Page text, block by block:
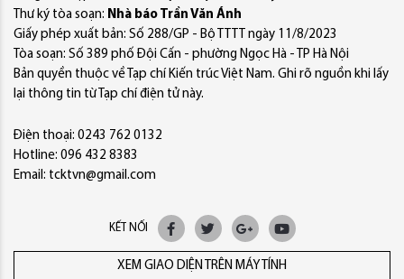
Thư ký tòa soạn: Nhà báo Trần Văn Ánh
Giấy phép xuất bản: Số 288/GP - Bộ TTTT ngày 11/8/2023
Tòa soạn: Số 389 phố Đội Cấn - phường Ngọc Hà - TP Hà Nội
Bản quyền thuộc về Tạp chí Kiến trúc Việt Nam. Ghi rõ nguồn khi lấy
lại thông tin từ Tạp chí điện tử này.
Điện thoại: 0243 762 0132
Hotline: 096 432 8383
Email: tcktvn@gmail.com
KẾT NỐI
XEM GIAO DIỆN TRÊN MÁY TÍNH